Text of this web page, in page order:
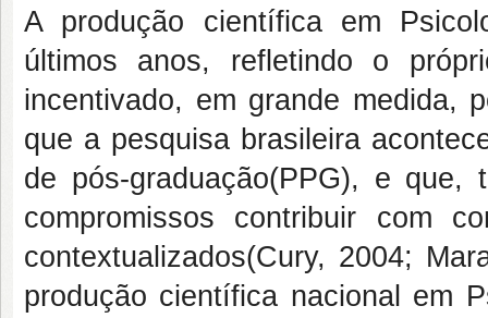
A produção científica em
últimos anos, refletindo o
incentivado, em grande medida,
que a pesquisa brasileira
de pós-graduação(PPG), e
compromissos contribuir com
contextualizados(Cury, 2004;
produção científica nacional em